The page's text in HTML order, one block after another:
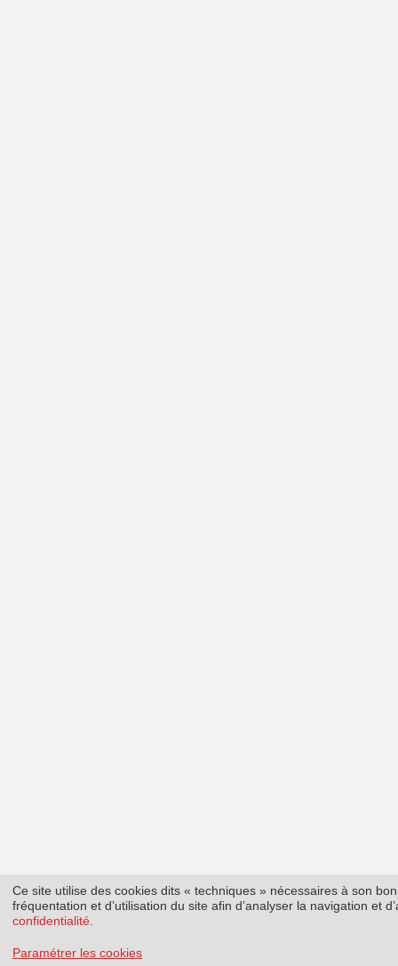
Ce site utilise des cookies dits « techniques » nécessaires à son
fréquentation et d’utilisation du site afin d’analyser la navigation et
confidentialité
Paramétrer les cookies